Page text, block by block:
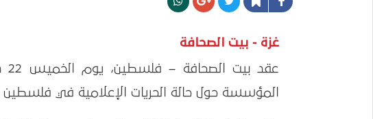
غزة - بيت الصحافة
المؤسسة حول حالة الحريات الإعلامية في فلسطين خلال